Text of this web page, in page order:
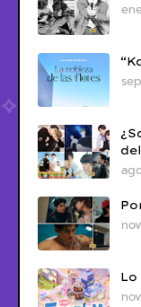
Lo